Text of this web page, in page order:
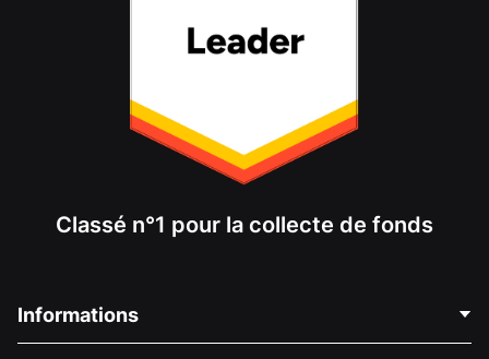
Classé n°1 pour la collecte de fonds
Informations